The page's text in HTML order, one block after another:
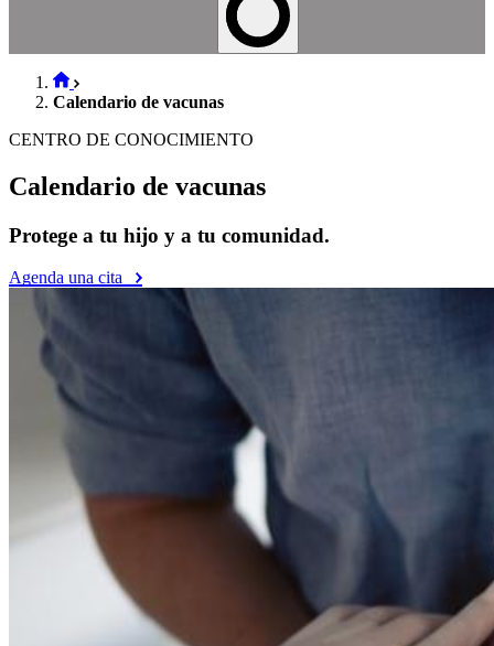
Calendario de vacunas
CENTRO DE CONOCIMIENTO
Calendario de vacunas
Protege a tu hijo y a tu comunidad.
Agenda una cita